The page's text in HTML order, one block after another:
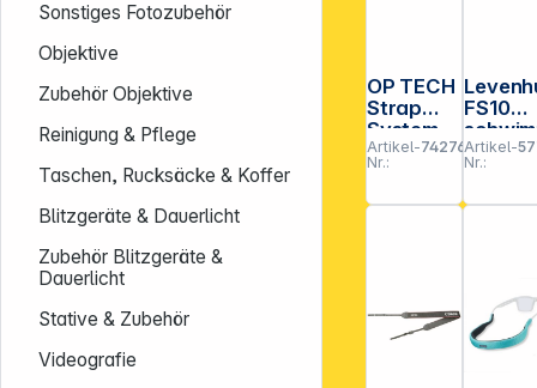
Sonstiges Fotozubehör
Objektive
Zubehör Objektive
Reinigung & Pflege
Taschen, Rucksäcke & Koffer
Blitzgeräte & Dauerlicht
Zubehör Blitzgeräte &
Dauerlicht
Stative & Zubehör
Videografie
OP TECH
Strap
System
Gotcha
Wrist
Strap
Artikel-
Nr.:
742768
FS10
fähiger
Riemen
Artikel-
Nr.: